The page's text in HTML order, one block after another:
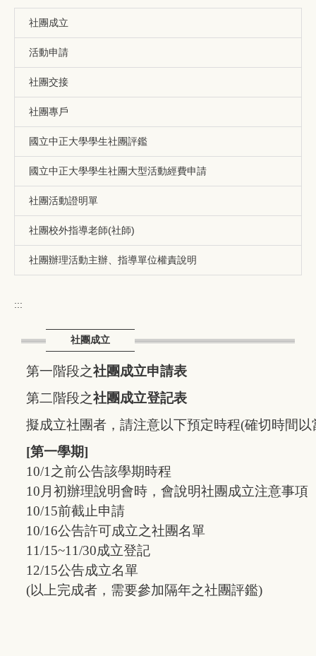
社團成立
活動申請
社團交接
社團專戶
國立中正大學學生社團評鑑
國立中正大學學生社團大型活動經費申請
社團活動證明單
社團校外指導老師(社師)
社團辦理活動主辦、指導單位權責說明
:::
社團成立
第一階段之社團成立申請表
第二階段之社團成立登記表
擬成立社團者，請注意以下預定時程(確切時間
[第一學期]
10/1之前公告該學期時程
10月初辦理說明會時，會說明社團成立注意事項
10/15前截止申請
10/16公告許可成立之社團名單
11/15~11/30成立登記
12/15公告成立名單
(以上完成者，需要參加隔年之社團評鑑)